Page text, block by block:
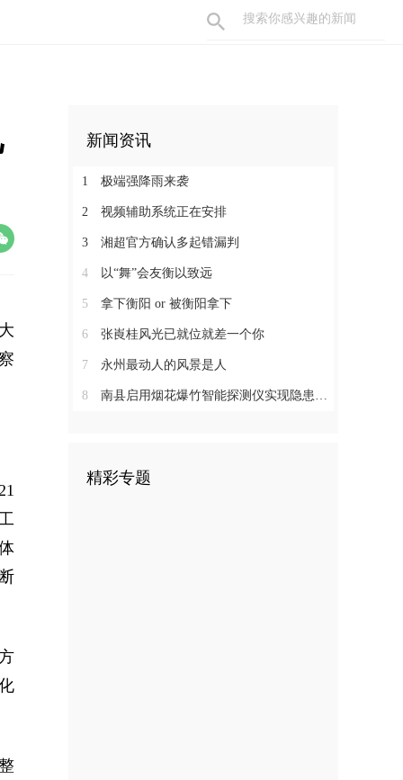
新闻资讯
1 极端强降雨来袭
2 视频辅助系统正在安排
3 湘超官方确认多起错漏判
4 以“舞”会友衡以致远
5 拿下衡阳 or 被衡阳拿下
6 张崀桂风光已就位就差一个你
7 永州最动人的风景是人
8 南县启用烟花爆竹智能探测仪实现隐患早发现 快定位 闭环式整治
精彩专题